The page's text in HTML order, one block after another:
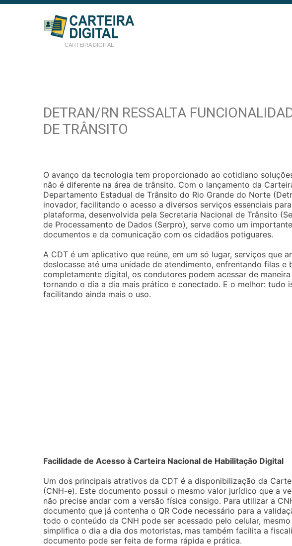
CARTEIRA DIGITAL
DETRAN/RN RESSALTA
DE TRÂNSITO
O avanço da tecnologia tem proporcionado ao cotidiano
não é diferente na área de trânsito. Com o lançamento da
Departamento Estadual de Trânsito do Rio Grande do Norte
inovador, facilitando o acesso a diversos serviços essenciais
plataforma, desenvolvida pela Secretaria Nacional de Trânsito
de Processamento de Dados (Serpro), serve como um
documentos e da comunicação com os cidadãos potiguares.
A CDT é um aplicativo que reúne, em um só lugar, serviços que
deslocasse até uma unidade de atendimento, enfrentando filas e
completamente digital, os condutores podem acessar de
tornando o dia a dia mais prático e conectado. E o melhor: tudo
facilitando ainda mais o uso.
Facilidade de Acesso à Carteira Nacional de Habilitação Digital
Um dos principais atrativos da CDT é a disponibilização da
(CNH-e). Este documento possui o mesmo valor jurídico que a
não precise andar com a versão física consigo. Para utilizar a
documento que já contenha o QR Code necessário para a
todo o conteúdo da CNH pode ser acessado pelo celular,
simplifica o dia a dia dos motoristas, mas também facilita a
documento pode ser feita de forma rápida e prática.